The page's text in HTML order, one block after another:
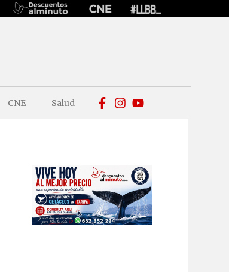
CNE Salud